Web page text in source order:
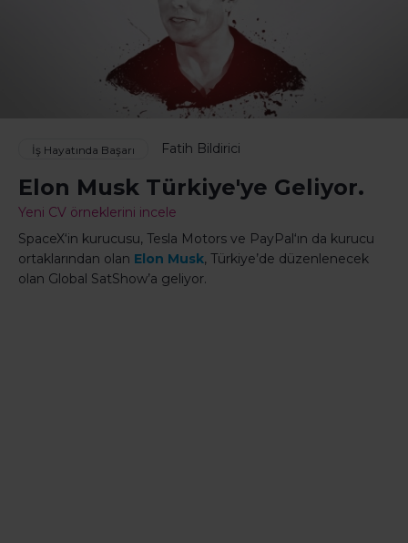
İş Hayatında Başarı Fatih Bildirici
Elon Musk Türkiye'ye Geliyor.
Yeni CV örneklerini incele
SpaceX‘in kurucusu, Tesla Motors ve PayPal‘ın da kurucu
ortaklarından olan Elon Musk, Türkiye’de düzenlenecek
olan Global SatShow’a geliyor.